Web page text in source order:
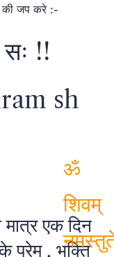
की जप करे :-
!!
sh
एक दिन
प्रेम , भक्ति
ॐ